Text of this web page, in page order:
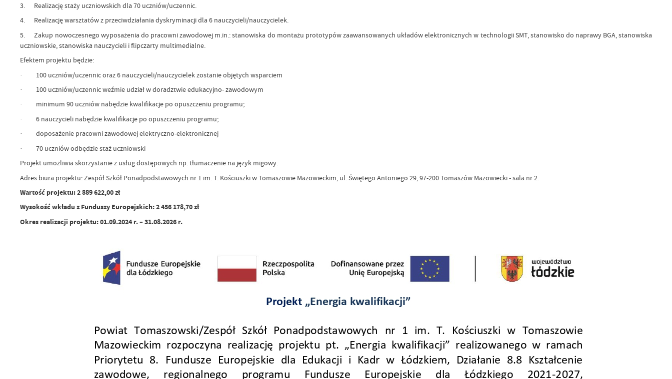
3. Realizację staży uczniowskich dla 70 uczniów/uczennic.
4. Realizację warsztatów z przeciwdziałania dyskryminacji dla 6 nauczycieli/nauczycielek.
5. Zakup nowoczesnego wyposażenia do pracowni zawodowej m.in.: stanowiska do montażu prototypów zaawansowanych układów elektronicznych w technologii SMT, stanowisko do naprawy BGA, stanowiska
uczniowskie, stanowiska nauczycieli i flipczarty multimedialne.
Efektem projektu będzie:
· 100 uczniów/uczennic oraz 6 nauczycieli/nauczycielek zostanie objętych wsparciem
· 100 uczniów/uczennic weźmie udział w doradztwie edukacyjno- zawodowym
· minimum 90 uczniów nabędzie kwalifikacje po opuszczeniu programu;
· 6 nauczycieli nabędzie kwalifikacje po opuszczeniu programu;
· doposażenie pracowni zawodowej elektryczno-elektronicznej
· 70 uczniów odbędzie staż uczniowski
Projekt umożliwia skorzystanie z usług dostępowych np. tłumaczenie na język migowy.
Adres biura projektu: Zespół Szkół Ponadpodstawowych nr 1 im. T. Kościuszki w Tomaszowie Mazowieckim, ul. Świętego Antoniego 29, 97-200 Tomaszów Mazowiecki - sala nr 2.
Wartość projektu: 2 889 622,00 zł
Wysokość wkładu z Funduszy Europejskich: 2 456 178,70 zł
Okres realizacji projektu: 01.09.2024 r. – 31.08.2026 r.